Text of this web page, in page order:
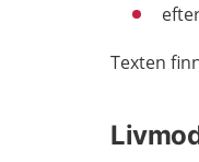
Texten